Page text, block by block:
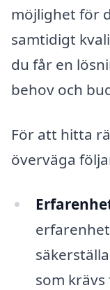
möjlighet för
samtidigt
du får en
behov och
För att hitta
överväga
som